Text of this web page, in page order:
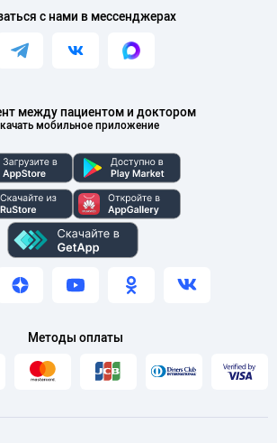
между пациентом и доктором
мобильное приложение
с нами в мессенджерах
Методы оплаты